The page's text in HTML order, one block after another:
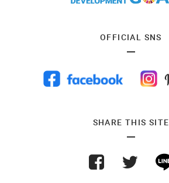
OFFICIAL SNS
SHARE THIS SITE